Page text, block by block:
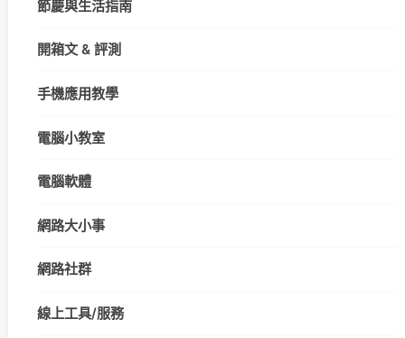
節慶與生活指南
開箱文 & 評測
手機應用教學
電腦小教室
電腦軟體
網路大小事
網路社群
線上工具/服務